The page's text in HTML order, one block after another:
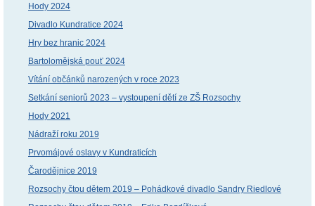
Hody 2024
Divadlo Kundratice 2024
Hry bez hranic 2024
Bartolomějská pouť 2024
Vítání občánků narozených v roce 2023
Setkání seniorů 2023 – vystoupení dětí ze ZŠ Rozsochy
Hody 2021
Nádraží roku 2019
Prvomájové oslavy v Kundraticích
Čarodějnice 2019
Rozsochy čtou dětem 2019 – Pohádkové divadlo Sandry Riedlové